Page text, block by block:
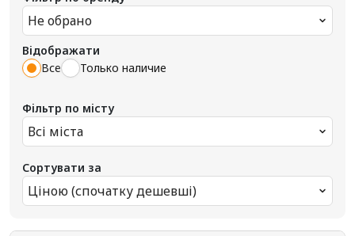
Не обрано
Відображати
Все
Только наличие
Фільтр по місту
Всі міста
Сортувати за
Ціною (спочатку дешевші)